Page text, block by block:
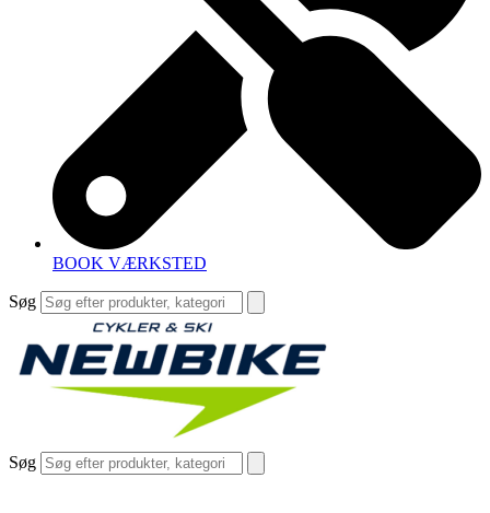
BOOK VÆRKSTED
Søg
Søg